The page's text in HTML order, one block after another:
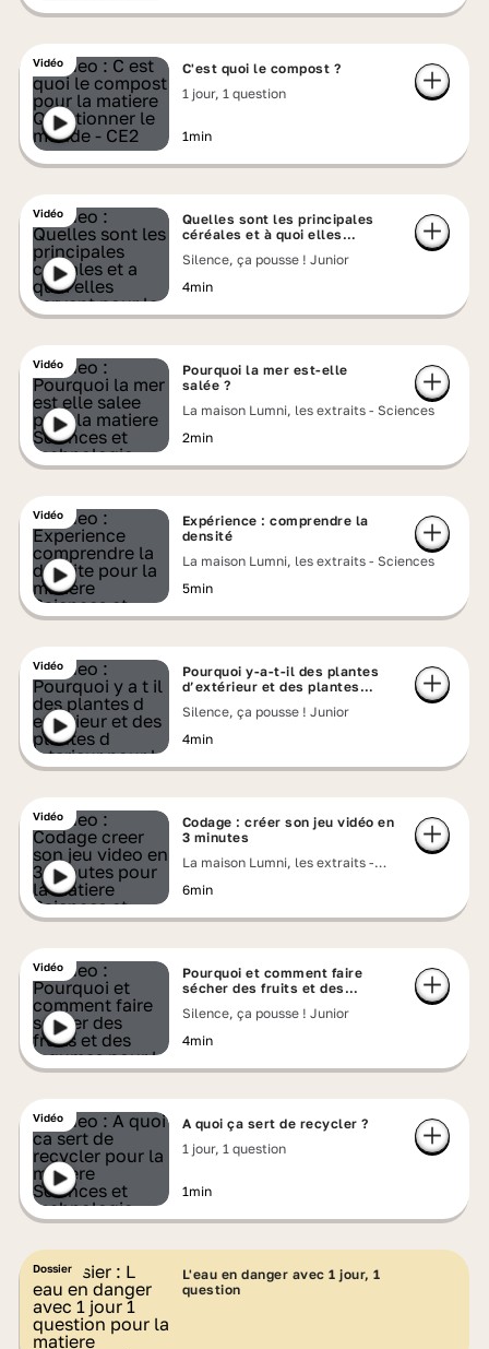
Vidéo
C'est quoi le compost ?
1 jour, 1 question
1min
Vidéo
Quelles sont les principales
céréales et à quoi elles
Silence, ça pousse ! Junior
4min
Vidéo
Pourquoi la mer est-elle
salée ?
La maison Lumni, les extraits - Sciences
2min
Vidéo
Expérience : comprendre la
densité
La maison Lumni, les extraits - Sciences
5min
Vidéo
Pourquoi y-a-t-il des plantes
d’extérieur et des plantes
Silence, ça pousse ! Junior
4min
Vidéo
Codage : créer son jeu vidéo en
3 minutes
La maison Lumni, les extraits -
6min
Vidéo
Pourquoi et comment faire
sécher des fruits et des
Silence, ça pousse ! Junior
4min
Vidéo
A quoi ça sert de recycler ?
1 jour, 1 question
1min
Dossier
L'eau en danger avec 1 jour, 1
question